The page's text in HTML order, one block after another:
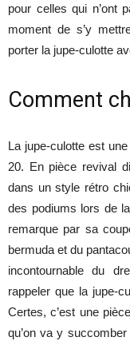
pour celles qui n’ont
moment de s’y
porter la jupe-culotte
Comment
La jupe-culotte est
20. En pièce revival
dans un style rétro
des podiums lors de
remarque par sa
bermuda et du
incontournable du
rappeler que la jupe-
Certes, c’est une
qu’on va y